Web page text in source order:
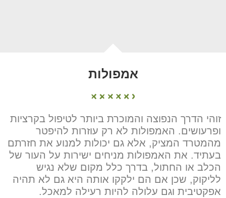
אמפולות
זוהי הדרך הנפוצה והמוכרת ביותר לטיפול בקרציות
ופרעושים. האמפולות לא רק עוזרות להיפטר
מהמטרד המציק, אלא גם יכולות למנוע את חזרתם
בעתיד. את האמפולות מניחים ישירות על העור של
הכלב או החתול, בדרך כלל מקום שלא נגיש
לליקוק, שכן אם הם ילקקו אותה היא גם לא תהיה
אפקטיבית וגם עלולה להיות רעילה למאכל.